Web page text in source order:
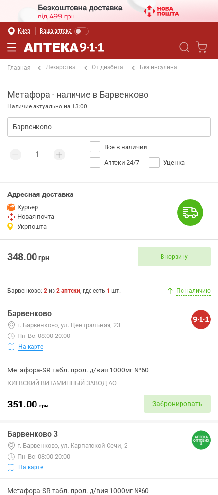
Киев Ваша аптека
Главная Лекарства От диабета Без инсулина
Метафора - наличие в Барвенково
Наличие актуально на 13:00
Все в наличии
Аптеки 24/7 Уценка
Адресная доставка
Курьер
Новая почта
Укрпошта
348.00грн В корзину
Барвенково: 2 из 2 аптеки, где есть 1 шт. По наличию
Барвенково
г. Барвенково, ул. Центральная, 23
Пн-Вс: 08:00-20:00
На карте
Метафора-SR табл. прол. д/вия 1000мг №60
КИЕВСКИЙ ВИТАМИННЫЙ ЗАВОД АО
351.00 грн Забронировать
Барвенково 3
г. Барвенково, ул. Карпатской Сечи, 2
Пн-Вс: 08:00-20:00
На карте
Метафора-SR табл. прол. д/вия 1000мг №60